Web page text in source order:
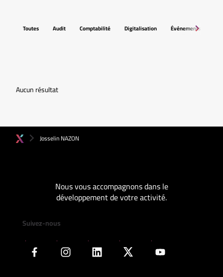
Toutes Audit Comptabilité Digitalisation Événements
Aucun résultat
Josselin NAZON
Nous vous accompagnons dans le
développement de votre activité.
Suivez-nous